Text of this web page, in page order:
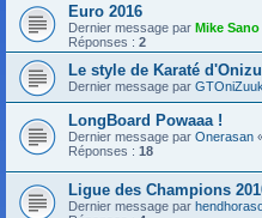
Euro 2016
Dernier message par Mike Sano
Réponses : 2
Le style de Karaté
Dernier message par
LongBoard Powaaa !
Dernier message par Onerasan
Réponses : 18
Ligue des Champions
Dernier message par